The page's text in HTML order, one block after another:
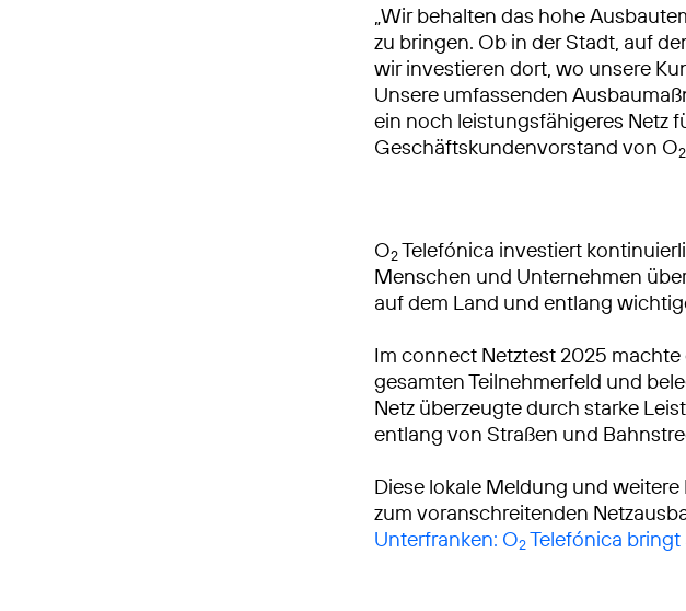
„Wir behalten das hohe
zu bringen. Ob in der Stadt, auf
wir investieren dort, wo unsere
Unsere umfassenden
ein noch leistungsfähigeres Netz
Geschäftskundenvorstand von O2
O2Telefónica investiert
Menschen und Unternehmen
auf dem Land und entlang
Im connect Netztest 2025 machte
gesamten Teilnehmerfeld und
Netz überzeugte durch starke
entlang von Straßen und
Diese lokale Meldung und
zum voranschreitenden
Unterfranken: O2Telefónica